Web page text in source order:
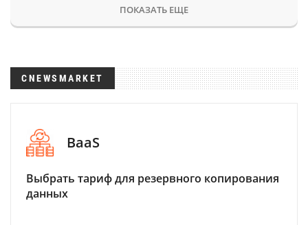
ПОКАЗАТЬ ЕЩЕ
CNEWSMARKET
BaaS
Выбрать тариф для резервного копирования
данных